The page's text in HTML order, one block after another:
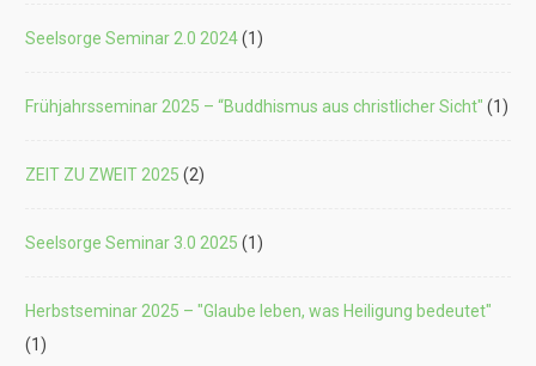
Seelsorge Seminar 2.0 2024(1)
Frühjahrsseminar 2025 – “Buddhismus aus christlicher Sicht" (1)
ZEIT ZU ZWEIT 2025 (2)
Seelsorge Seminar 3.0 2025 (1)
Herbstseminar 2025 – "Glaube leben, was Heiligung bedeutet"
(1)